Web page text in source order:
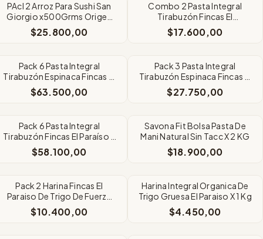
PAcl 2 Arroz Para Sushi San
Giorgio x500Grms Origen
Italia
$25.800,00
Combo 2 Pasta Integral
Tirabuzón Fincas El
ParaísoClasica y Espinca
$17.600,00
Pack 6 Pasta Integral
Tirabuzón Espinaca Fincas El
Paraíso X 500Gr
$63.500,00
Pack 3 Pasta Integral
Tirabuzón Espinaca Fincas El
Paraíso X 500Gr
$27.750,00
Pack 6 Pasta Integral
Tirabuzón Fincas El Paraíso X
500 Gr - Clasic
$58.100,00
Savona Fit Bolsa Pasta De
Mani Natural Sin Tacc X 2 KG
$18.900,00
Pack 2 Harina Fincas El
Paraiso De Trigo De Fuerza
Tipo 0000 X1kg.
$10.400,00
Harina Integral Organica De
Trigo Gruesa El Paraiso X 1 Kg
$4.450,00